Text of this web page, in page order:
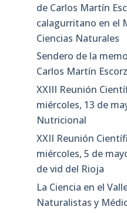
de Carlos Martín
calagurritano en el
Ciencias Naturales
Sendero de la
Carlos Martín
XXIII Reunión
miércoles, 13 de
Nutricional
XXII Reunión
miércoles, 5 de
de vid del Rioja
La Ciencia en el
Naturalistas y